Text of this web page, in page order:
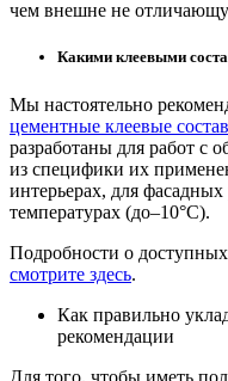
чем внешне не
Какими клеевыми
Мы настоятельно
цементные клеевые
разработаны для работ с
из специфики их
интерьерах, для
температурах (до–10°С).
Подробности о
смотрите здесь.
Как правильно
рекомендации
Для того, чтобы иметь